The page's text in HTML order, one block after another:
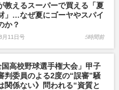
教えるスーパーで買える「夏
」…なぜ夏にゴーヤやスパイ
か？
月11日号 5時間前
国高校野球選手権大会」甲子
判委員のよる2度の“誤審”騒
関係ない》問われる“資質と